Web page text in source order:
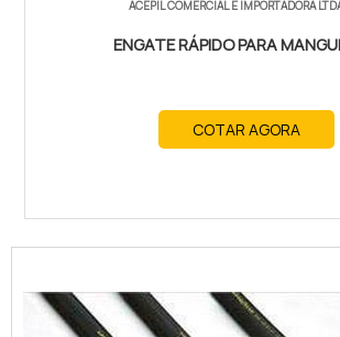
ACEPIL COMERCIAL E IMPORTADORA
ENGATE RÁPIDO PARA
COTAR AGORA